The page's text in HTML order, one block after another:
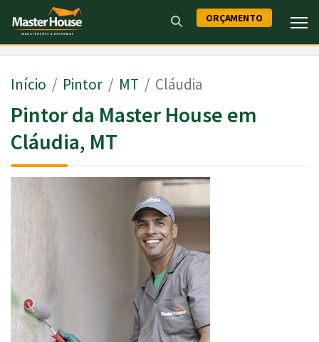
ORÇAMENTO
Início Pintor MT Cláudia
Pintor da Master House em
Cláudia, MT